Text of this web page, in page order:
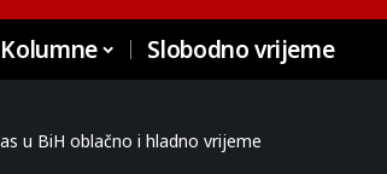
Kolumne Slobodno vrijeme
u BiH oblačno i hladno vrijeme